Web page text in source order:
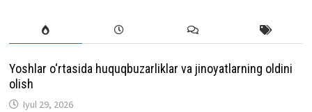
Yoshlar o‘rtasida huquqbuzarliklar va jinoyatlarning oldini
olish
Iyul 29, 2026